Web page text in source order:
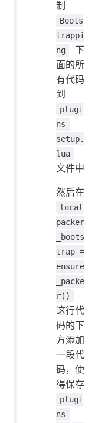
制
Boots
trappi
ng
下
面的所
有代码
到
plugi
ns-
setup.
lua
文件中
然后在
local
packer
_boots
trap =
ensure
_packe
r()
这行代
码的下
方添加
一段代
码，使
得保存
plugi
ns-